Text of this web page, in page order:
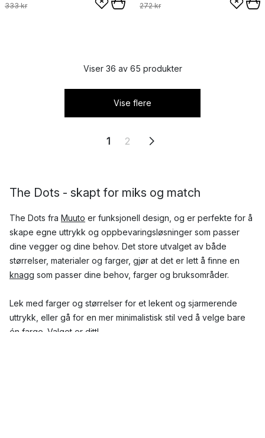
333 kr 272 kr
Viser 36 av 65 produkter
Vise flere
1 2
The Dots - skapt for miks og match
The Dots fra Muuto er funksjonell design, og er perfekte for å
skape egne uttrykk og oppbevaringsløsninger som passer
dine vegger og dine behov. Det store utvalget av både
størrelser, materialer og farger, gjør at det er lett å finne en
knagg som passer dine behov, farger og bruksområder.
Lek med farger og størrelser for et lekent og sjarmerende
uttrykk, eller gå for en mer minimalistisk stil ved å velge bare
én farge. Valget er ditt!